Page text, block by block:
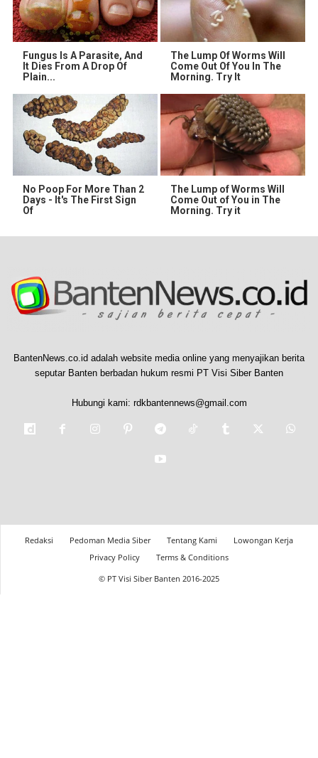
Fungus Is A Parasite, And
It Dies From A Drop Of
Plain...
The Lump Of Worms Will
Come Out Of You In The
Morning. Try It
No Poop For More Than 2
Days - It's The First Sign
Of
The Lump of Worms Will
Come Out of You in The
Morning. Try it
BantenNews.co.id adalah website media online yang menyajikan berita
seputar Banten berbadan hukum resmi PT Visi Siber Banten
Hubungi kami: rdkbantennews@gmail.com
Redaksi Pedoman Media Siber Tentang Kami
Lowongan Kerja
Privacy Policy
Terms & Conditions
© PT Visi Siber Banten 2016-2025